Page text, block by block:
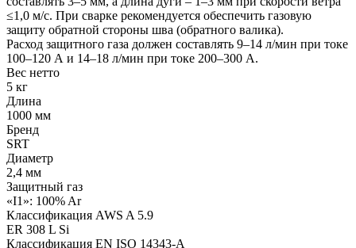
≤1,0 м/с. При сварке рекомендуется обеспечить газовую
защиту обратной стороны шва (обратного валика).
Расход защитного газа должен составлять 9–14 л/мин при токе
100–120 А и 14–18 л/мин при токе 200–300 А.
Вес нетто
5 кг
Длина
1000 мм
Бренд
SRT
Диаметр
2,4 мм
Защитный газ
«I1»: 100% Ar
Классификация AWS A 5.9
ER 308 L Si
Классификация EN ISO 14343-A